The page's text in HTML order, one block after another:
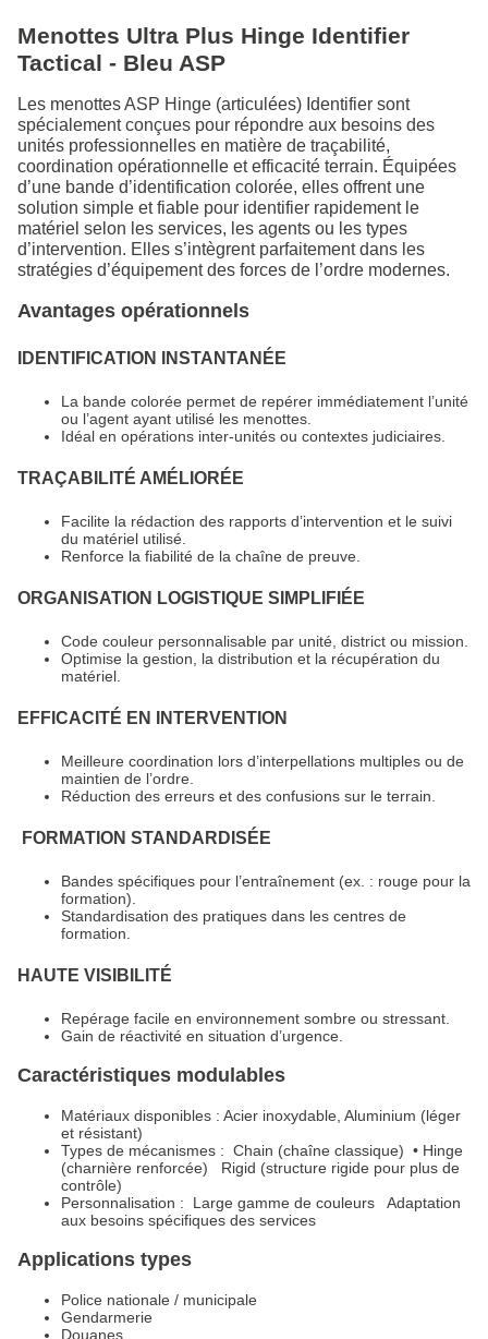
Menottes Ultra Plus Hinge Identifier
Tactical - Bleu ASP
Les menottes ASP Hinge (articulées) Identifier sont
spécialement conçues pour répondre aux besoins des
unités professionnelles en matière de traçabilité,
coordination opérationnelle et efficacité terrain. Équipées
d’une bande d’identification colorée, elles offrent une
solution simple et fiable pour identifier rapidement le
matériel selon les services, les agents ou les types
d’intervention. Elles s’intègrent parfaitement dans les
stratégies d’équipement des forces de l’ordre modernes.
Avantages opérationnels
IDENTIFICATION INSTANTANÉE
La bande colorée permet de repérer immédiatement l’unité
ou l’agent ayant utilisé les menottes.
Idéal en opérations inter-unités ou contextes judiciaires.
TRAÇABILITÉ AMÉLIORÉE
Facilite la rédaction des rapports d’intervention et le suivi
du matériel utilisé.
Renforce la fiabilité de la chaîne de preuve.
ORGANISATION LOGISTIQUE SIMPLIFIÉE
Code couleur personnalisable par unité, district ou mission.
Optimise la gestion, la distribution et la récupération du
matériel.
EFFICACITÉ EN INTERVENTION
Meilleure coordination lors d’interpellations multiples ou de
maintien de l’ordre.
Réduction des erreurs et des confusions sur le terrain.
FORMATION STANDARDISÉE
Bandes spécifiques pour l’entraînement (ex. : rouge pour la
formation).
Standardisation des pratiques dans les centres de
formation.
HAUTE VISIBILITÉ
Repérage facile en environnement sombre ou stressant.
Gain de réactivité en situation d’urgence.
Caractéristiques modulables
Matériaux disponibles : Acier inoxydable, Aluminium (léger
et résistant)
Types de mécanismes : Chain (chaîne classique) • Hinge
(charnière renforcée) Rigid (structure rigide pour plus de
contrôle)
Personnalisation : Large gamme de couleurs Adaptation
aux besoins spécifiques des services
Applications types
Police nationale / municipale
Gendarmerie
Douanes